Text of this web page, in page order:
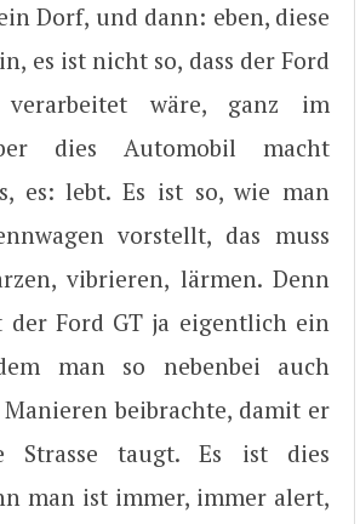
Dorf, und dann: eben, diese
es ist nicht so, dass der Ford
verarbeitet wäre, ganz im
dies Automobil macht
es: lebt. Es ist so, wie man
vorstellt, das muss
vibrieren, lärmen. Denn
der Ford GT ja eigentlich ein
man so nebenbei auch
beibrachte, damit er
taugt. Es ist dies
man ist immer, immer alert,